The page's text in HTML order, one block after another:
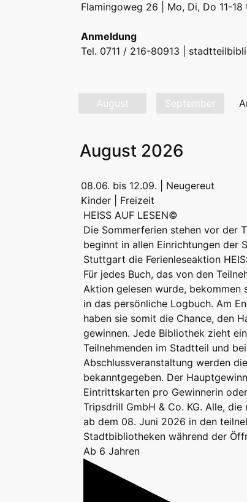
Erwachsene Jugend | Freizeit
Flamingoweg 26 | Mo, Di, Do 11-18
Anmeldung
Tel. 0711 / 216-80913 |
August September
August 2026
08.06. bis 12.09. | Neugereut
Kinder | Freizeit
HEISS AUF LESEN©
Die Sommerferien stehen vor der
beginnt in allen Einrichtungen der
Stuttgart die Ferienleseaktion
Für jedes Buch, das von den
Aktion gelesen wurde, bekommen
in das persönliche Logbuch. Am
haben sie somit die Chance, den
gewinnen. Jede Bibliothek zieht
Teilnehmenden im Stadtteil und
Abschlussveranstaltung werden
bekanntgegeben. Der
Eintrittskarten pro Gewinnerin
Tripsdrill GmbH & Co. KG. Alle,
ab dem 08. Juni 2026 in den
Stadtbibliotheken während der
Ab 6 Jahren